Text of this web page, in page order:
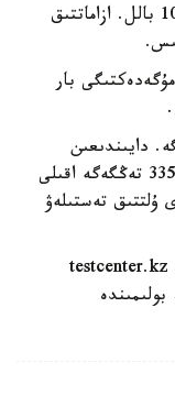
جالپى تەستىلەۋدە ەڭ جوعارى ناتيجە - 100 بالل. ازاماتتىق
مۇگەدەكتىگى بار
قاتىسۋ قۇنى - 14693 تەڭگە. دايىندىعىن
جاقسارتقىسى كەلەتىن ۇمىتكەرلەر ءۇشىن 3355 تەڭگەگە اقىلى
ۇلتتىق تەستىلەۋ
تولىق اقپارات ۇلتتىق تەستىلەۋ ورتالىعىنىڭ testcenter.kz